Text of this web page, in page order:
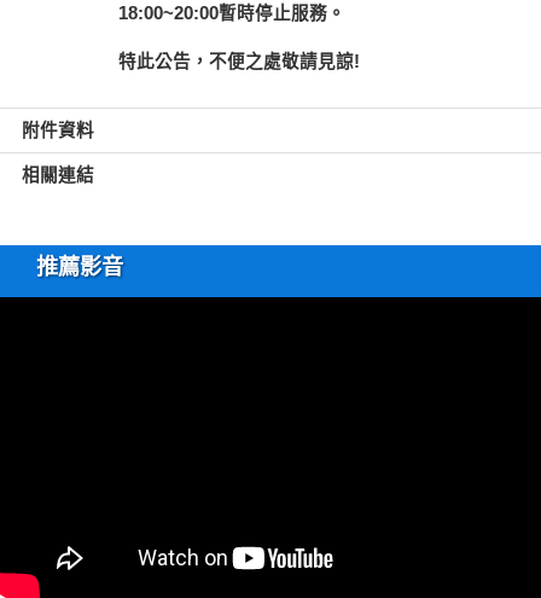
18:00~20:00暫時停止服務。
特此公告，不便之處敬請見諒!
附件資料
相關連結
推薦影音